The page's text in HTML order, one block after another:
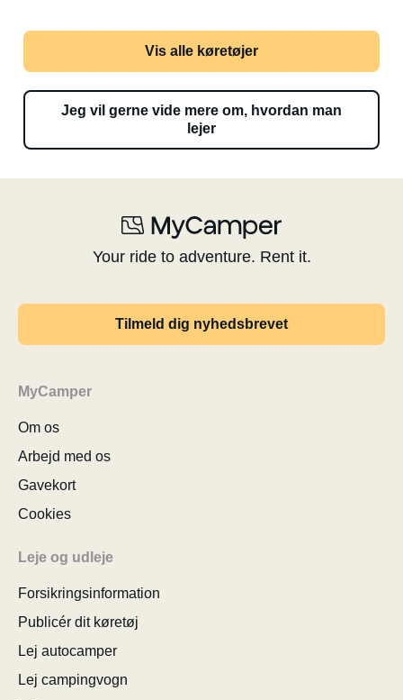
Vis alle køretøjer
Jeg vil gerne vide mere om, hvordan man
lejer
Your ride to adventure. Rent it.
Tilmeld dig nyhedsbrevet
MyCamper
Om os
Arbejd med os
Gavekort
Cookies
Leje og udleje
Forsikringsinformation
Publicér dit køretøj
Lej autocamper
Lej campingvogn